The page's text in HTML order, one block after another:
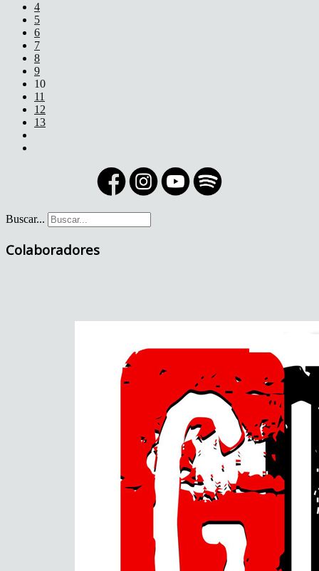
4
5
6
7
8
9
10
11
12
13
Buscar...
Colaboradores